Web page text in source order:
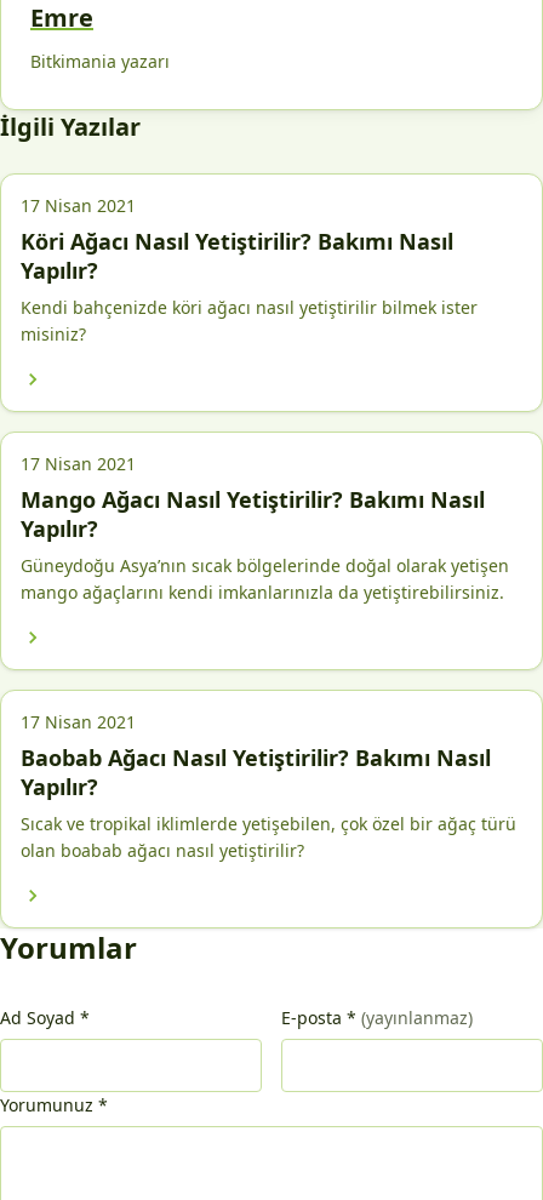
Emre
Bitkimania yazarı
İlgili Yazılar
17 Nisan 2021
Köri Ağacı Nasıl Yetiştirilir? Bakımı Nasıl
Yapılır?
Kendi bahçenizde köri ağacı nasıl yetiştirilir bilmek ister
misiniz?
17 Nisan 2021
Mango Ağacı Nasıl Yetiştirilir? Bakımı Nasıl
Yapılır?
Güneydoğu Asya’nın sıcak bölgelerinde doğal olarak yetişen
mango ağaçlarını kendi imkanlarınızla da yetiştirebilirsiniz.
17 Nisan 2021
Baobab Ağacı Nasıl Yetiştirilir? Bakımı Nasıl
Yapılır?
Sıcak ve tropikal iklimlerde yetişebilen, çok özel bir ağaç türü
olan boabab ağacı nasıl yetiştirilir?
Yorumlar
Ad Soyad * E-posta * (yayınlanmaz)
Yorumunuz *